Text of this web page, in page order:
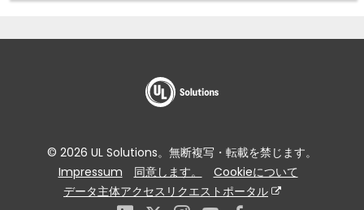
© 2026 UL Solutions。無断複写・転載を禁じます。
Impressum
同意します。
Cookieについて
データ主体アクセスリクエストポータル